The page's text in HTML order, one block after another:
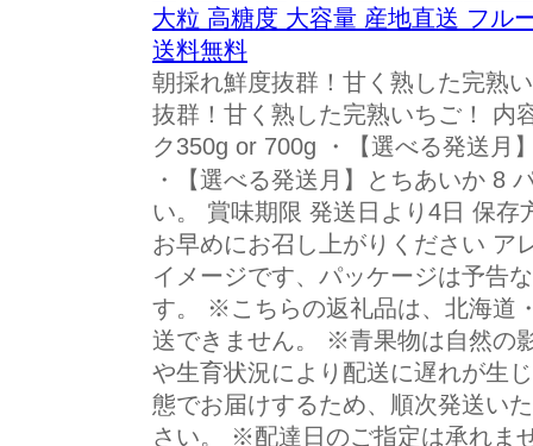
大粒 高糖度 大容量 産地直送 フル
送料無料
朝採れ鮮度抜群！甘く熟した完熟
抜群！甘く熟した完熟いちご！ 内
ク350g or 700g ・【選べる発送月
・【選べる発送月】とちあいか 8
い。 賞味期限 発送日より4日 保
お早めにお召し上がりください
イメージです、パッケージは予告
す。 ※こちらの返礼品は、北海道
送できません。 ※青果物は自然の
や生育状況により配送に遅れが生
態でお届けするため、順次発送い
さい。 ※配達日のご指定は承れま